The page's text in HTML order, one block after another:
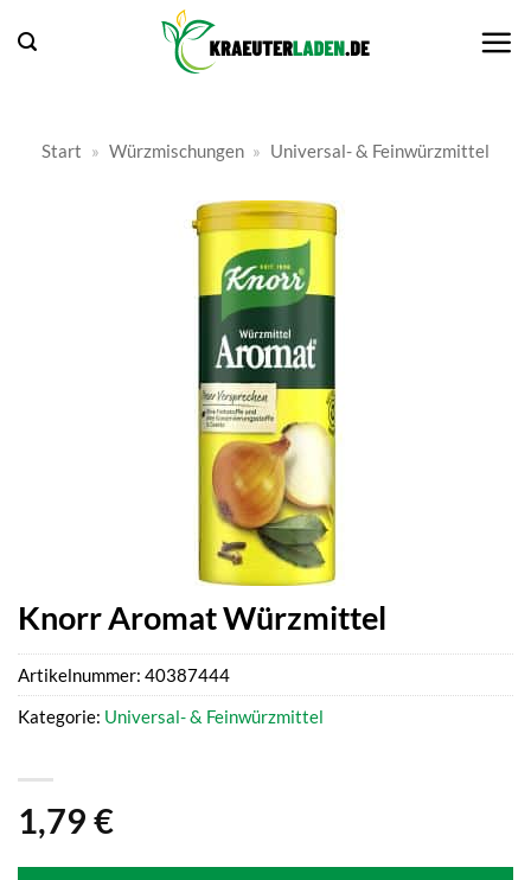
Inhalt
Start » Würzmischungen » Universal- & Feinwürzmittel
Knorr Aromat Würzmittel
1,79 €
Artikelnummer: 40387444
Kategorie: Universal- & Feinwürzmittel